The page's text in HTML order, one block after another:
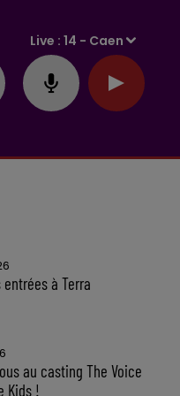
Live :14 - Caen
entrées à Terra
au casting The Voice
Kids !